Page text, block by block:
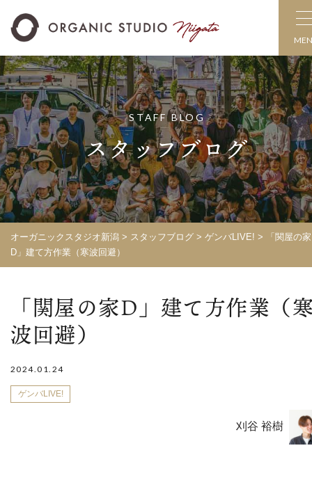
STAFF BLOG
スタッフブログ
オーガニックスタジオ新潟 > スタッフブログ > ゲンバLIVE! >
「関屋の家
D」建て方作業（寒波回避）
「関屋の家D」建て方作業（
波回避）
2024.01.24
ゲンバLIVE!
刈谷 裕樹